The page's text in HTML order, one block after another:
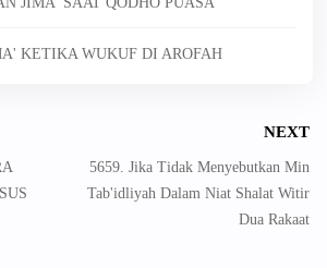
KETIKA WUKUF DI AROFAH
NEXT
5659. Jika Tidak Menyebutkan Min
Tab'idliyah Dalam Niat Shalat Witir
Dua Rakaat